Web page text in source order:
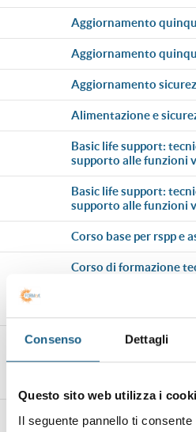
Consenso Dettagli
Questo sito web utilizza i
Il seguente pannello ti
aggiornamento
aggiornamento
aggiornamento
alimentazione e
basic life support: tecniche di intervento per il
supporto alle funzioni
basic life support: tecniche di intervento per il
supporto alle funzioni
corso base per rspp e
corso di formazione teorico pratico per lavoratori
corso di formazione teorico pratico per lavoratori
addetti alla